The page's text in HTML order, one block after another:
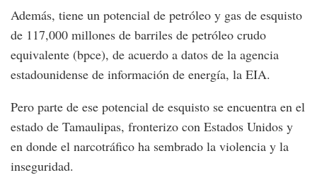
Además, tiene un potencial de petróleo y gas de esquisto
de 117,000 millones de barriles de petróleo crudo
equivalente (bpce), de acuerdo a datos de la agencia
estadounidense de información de energía, la EIA.
Pero parte de ese potencial de esquisto se encuentra en el
estado de Tamaulipas, fronterizo con Estados Unidos y
en donde el narcotráfico ha sembrado la violencia y la
inseguridad.